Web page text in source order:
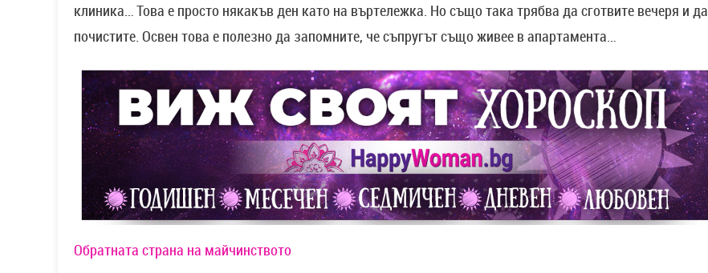
клиника… Това е просто някакъв ден като на въртележка. Но също така трябва да сготвите вечеря и да
почистите. Освен това е полезно да запомните, че съпругът също живее в апартамента…
Обратната страна на майчинството